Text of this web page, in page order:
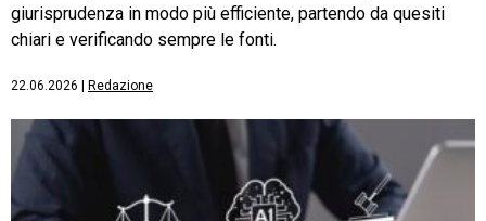
giurisprudenza in modo più efficiente, partendo da quesiti
chiari e verificando sempre le fonti.
22.06.2026 Redazione